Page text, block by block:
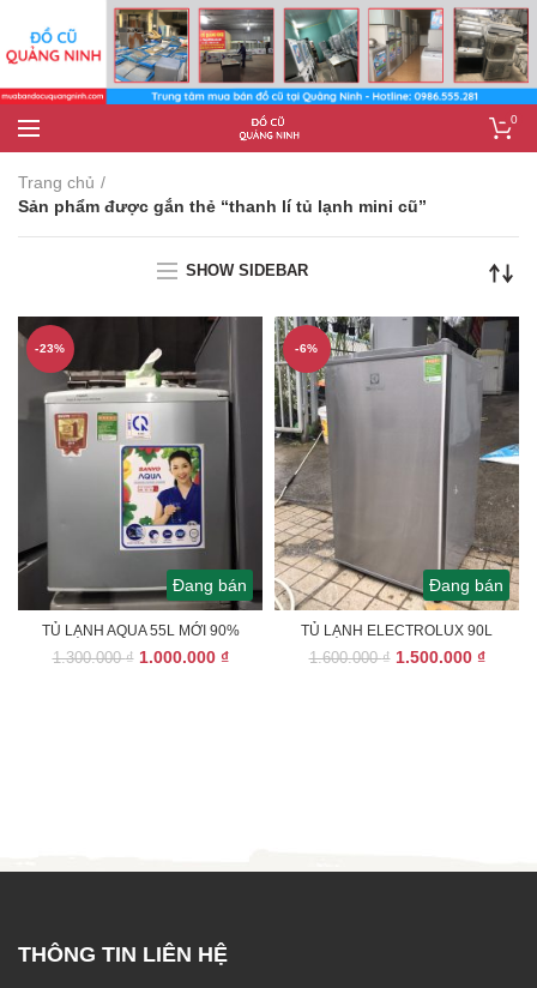
0
Trang chủ
Sản phẩm được gắn thẻ “thanh lí tủ lạnh mini cũ”
SHOW SIDEBAR
Đang bán
-23%
TỦ LẠNH AQUA 55L MỚI 90%
1.300.000₫ Giá
1.000.000 ₫Giá
Đang bán
-6%
TỦ LẠNH ELECTROLUX 90L
1.600.000₫ Giá
1.500.000 ₫Giá
THÔNG TIN LIÊN HỆ